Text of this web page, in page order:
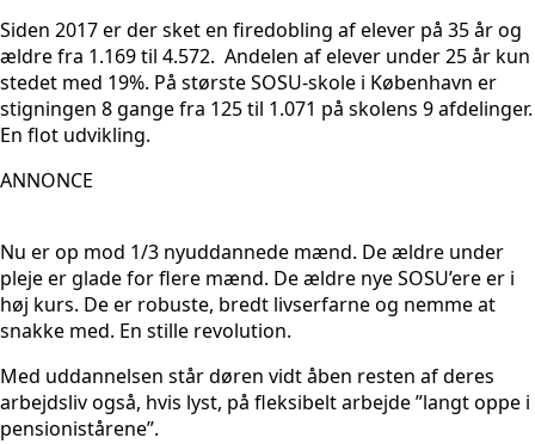
Siden 2017 er der sket en firedobling af elever på 35 år og
ældre fra 1.169 til 4.572. Andelen af elever under 25 år kun
stedet med 19%. På største SOSU-skole i København er
stigningen 8 gange fra 125 til 1.071 på skolens 9 afdelinger.
En flot udvikling.
ANNONCE
Nu er op mod 1/3 nyuddannede mænd. De ældre under
pleje er glade for flere mænd. De ældre nye SOSU’ere er i
høj kurs. De er robuste, bredt livserfarne og nemme at
snakke med. En stille revolution.
Med uddannelsen står døren vidt åben resten af deres
arbejdsliv også, hvis lyst, på fleksibelt arbejde ”langt oppe i
pensionistårene”.